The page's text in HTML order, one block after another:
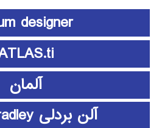
designer
آلمان
آلن بردلی Allen bradley